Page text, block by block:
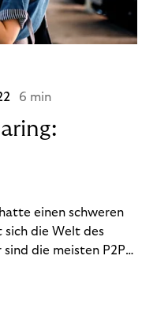
6 min
einen schweren
die Welt des
die meisten P2P-
Unternehmen